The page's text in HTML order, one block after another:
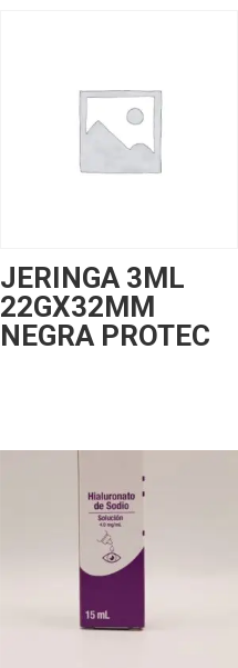
JERINGA 3ML
22GX32MM
NEGRA PROTEC